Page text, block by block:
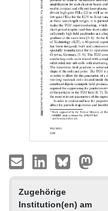
Zugehörige
Institution(en) am